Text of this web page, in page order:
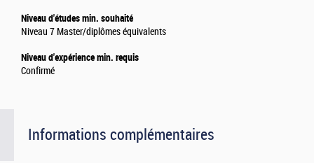
Niveau d'études min. souhaité
Niveau 7 Master/diplômes équivalents
Niveau d'expérience min. requis
Confirmé
Informations complémentaires